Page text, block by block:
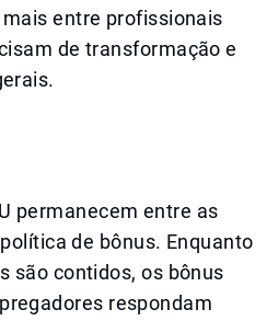
entre profissionais
de transformação e
permanecem entre as
de bônus. Enquanto
são contidos, os bônus
respondam